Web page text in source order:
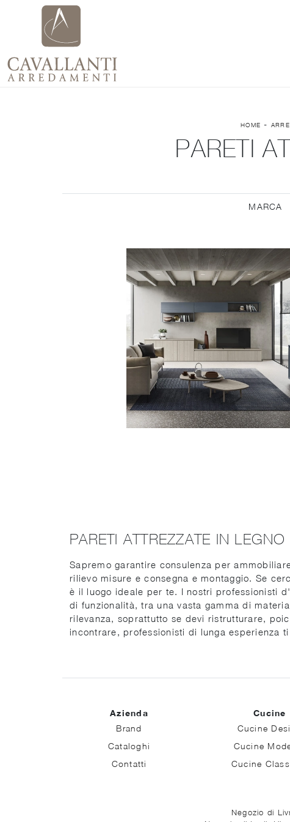
HOME -
PARETI
MARCA
PARETI ATTREZZATE IN
Sapremo garantire consulenza per
rilievo misure e consegna e montaggio. Se
è il luogo ideale per te. I nostri professionisti
di funzionalità, tra una vasta gamma di
rilevanza, soprattutto se devi ristrutturare,
incontrare, professionisti di lunga esperienza
Azienda
Brand
Cataloghi
Contatti
Cucine
Cucine
Cucine
Cucine
Negozio di